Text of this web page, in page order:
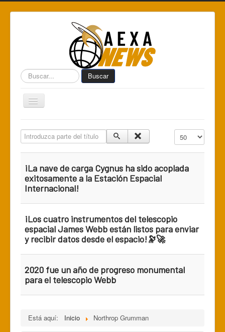
Buscar... Buscar
Toggle
Navigation
Centro de Informática AEXA
AEXA México
AEXA USA
Introduzca parte del título Cantidad a
¡La nave de carga Cygnus ha sido acoplada
exitosamente a la Estación Espacial
Internacional!
¡Los cuatro instrumentos del telescopio
espacial James Webb están listos para enviar
y recibir datos desde el espacio!🔭🚀
2020 fue un año de progreso monumental
para el telescopio Webb
Está aquí: Inicio Northrop Grumman